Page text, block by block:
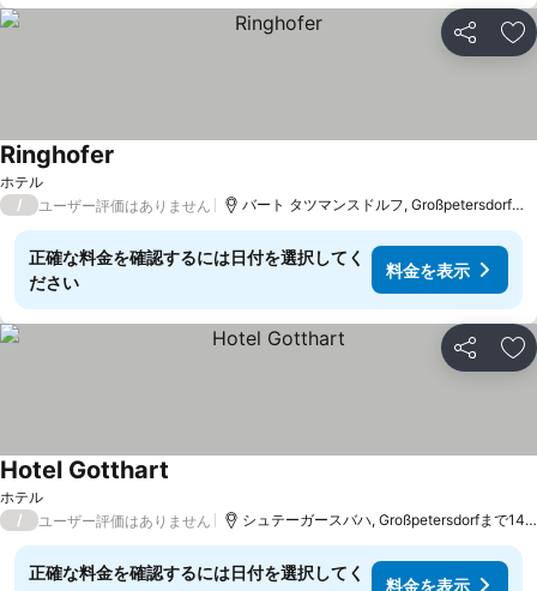
シェア お
ホテル
Ringhofer
/ ユーザー評価はありません バート タツマンスドルフ, Großpetersdorfま
正確な料金を確認するには日付を選択してく
ださい
料金を表示
シェア お
ホテル
Hotel Gotthart
/ ユーザー評価はありません シュテーガースバハ, Großpetersdorfまで
正確な料金を確認するには日付を選択してく
料金を表示